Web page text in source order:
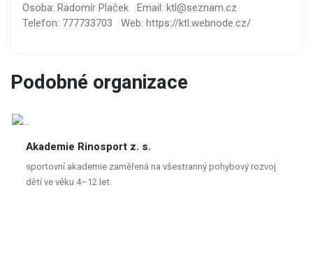
Osoba: Radomír Plaček
Email: ktl@seznam.cz
Telefon: 777733703
Web: https://ktl.webnode.cz/
Podobné organizace
Akademie Rinosport z. s.
sportovní akademie zaměřená na všestranný pohybový rozvoj
dětí ve věku 4–12 let.